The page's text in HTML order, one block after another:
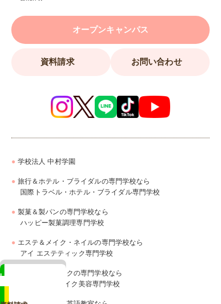
LINE
オープンキャンパス
資料請求 お問い合わせ
学校法人 中村学園
旅行＆ホテル・ブライダルの専門学校なら
国際トラベル・ホテル・ブライダル専門学校
製菓＆製パンの専門学校なら
ハッピー製菓調理専門学校
エステ＆メイク・ネイルの専門学校なら
アイ エステティック専門学校
美容＆ヘアメイクの専門学校なら
ジェイ ヘアメイク美容専門学校